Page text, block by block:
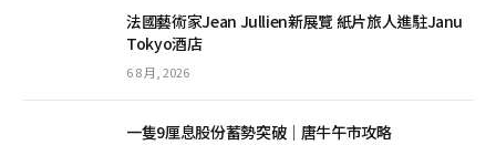
法國藝術家Jean Jullien新展覽 紙片旅人進駐Janu
Tokyo酒店
6 8 月, 2026
一隻9厘息股份蓄勢突破｜唐牛午市攻略